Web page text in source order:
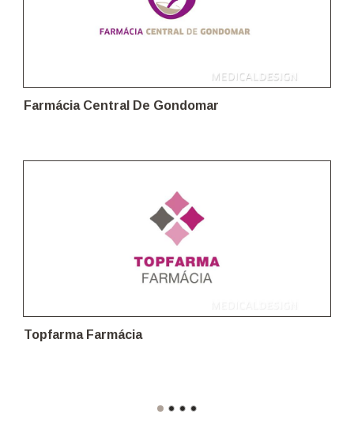
Farmácia Central De Gondomar
Topfarma Farmácia